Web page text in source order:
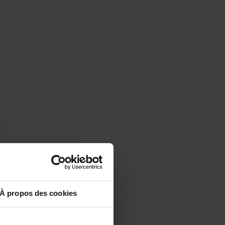
À propos des cookies